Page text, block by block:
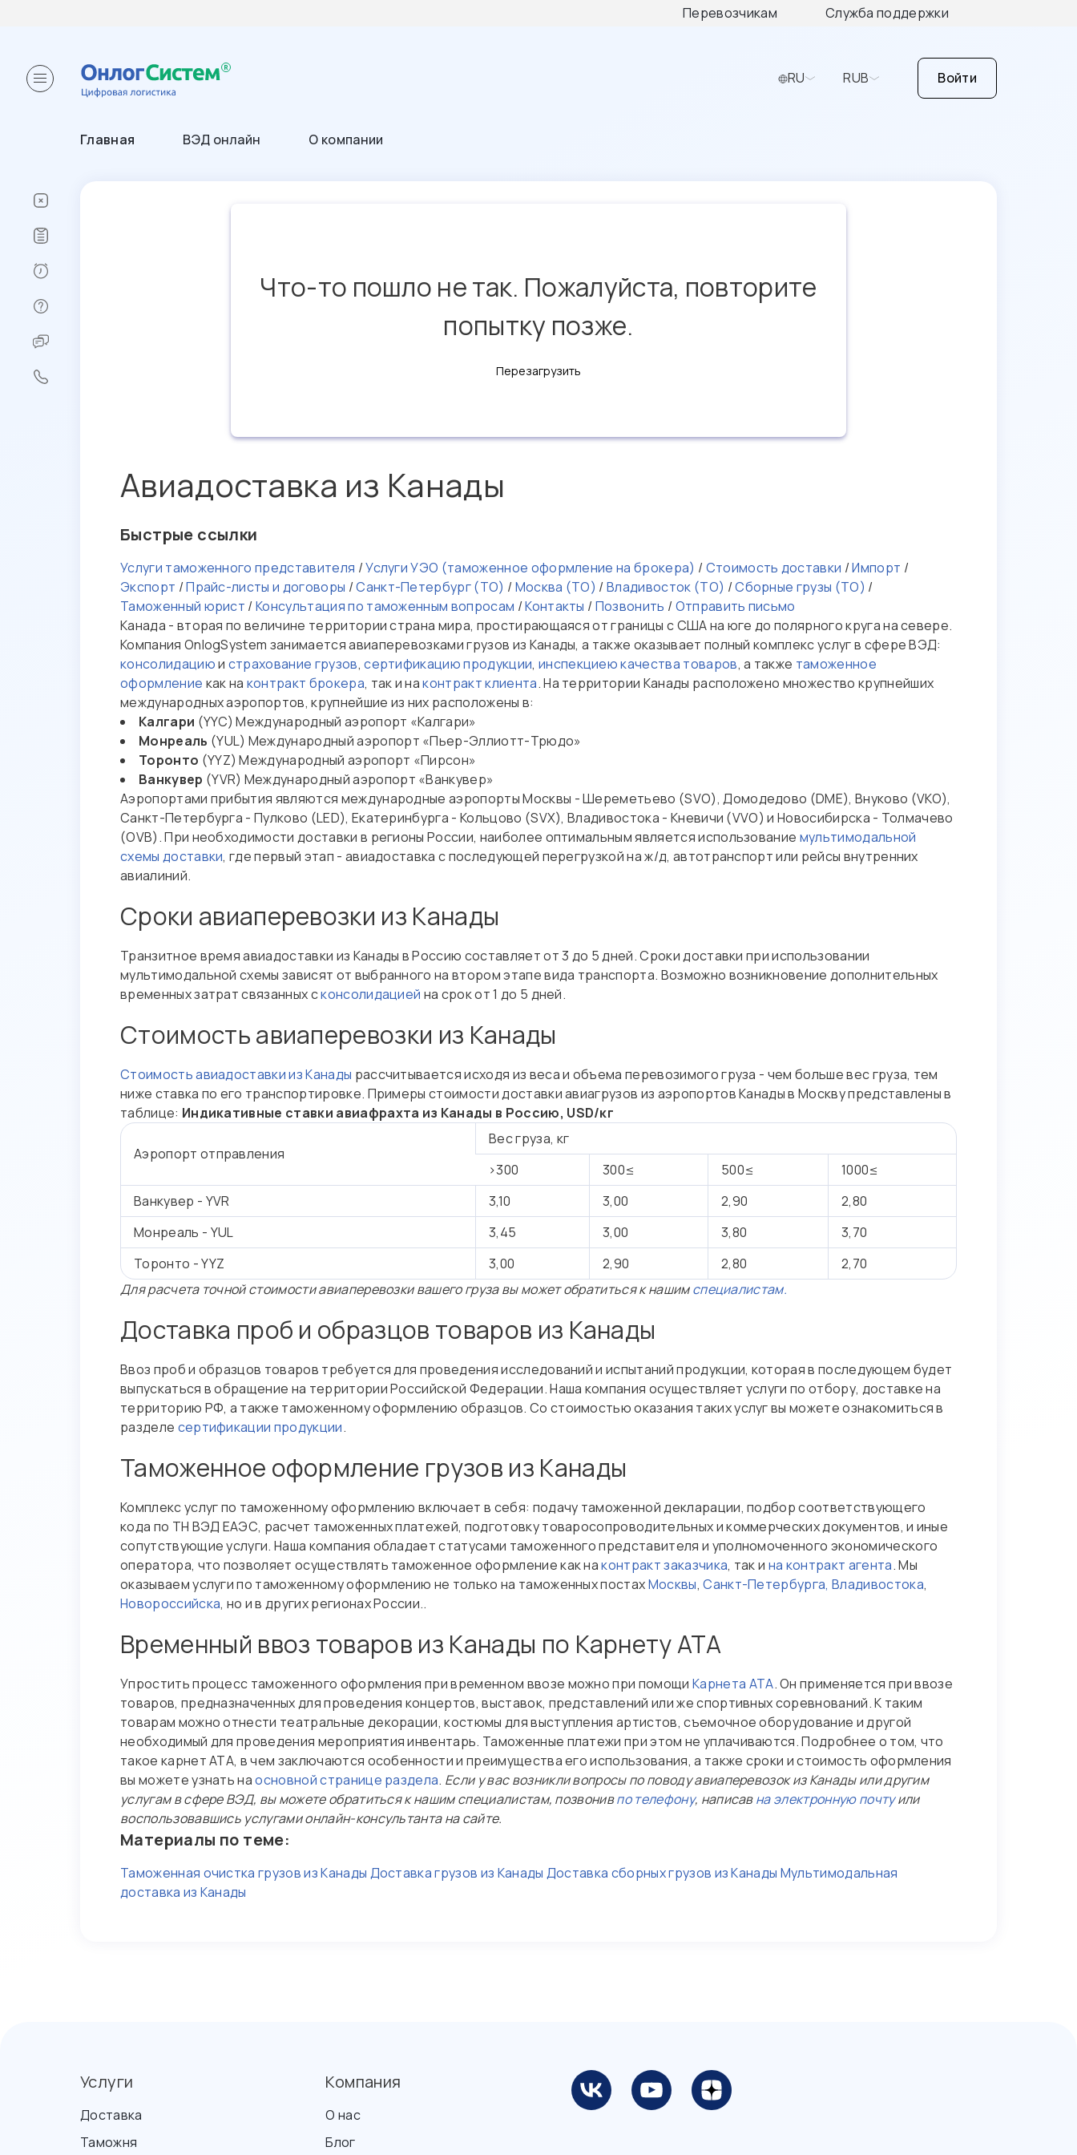
Перевозчикам Служба поддержки
RU RUB Войти
Главная ВЭД онлайн О компании
Что-то пошло не так. Пожалуйста, повторите
попытку позже.
Перезагрузить
Авиадоставка из Канады
Быстрые ссылки
Услуги таможенного представителя /Услуги УЭО (таможенное оформление на брокера) / Стоимость доставки /Импорт /
Экспорт /Прайс-листы и договоры /Санкт-Петербург (ТО) / Москва (ТО) /Владивосток (ТО) /Сборные грузы (ТО) /
Таможенный юрист / Консультация по таможенным вопросам /Контакты / Позвонить / Отправить письмо
Канада - вторая по величине территории страна мира, простирающаяся от границы с США на юге до полярного круга на севере.
Компания OnlogSystem занимается авиаперевозками грузов из Канады, а также оказывает полный комплекс услуг в сфере ВЭД:
консолидациюи страхование грузов,сертификацию продукции, инспекциею качества товаров, а также таможенное
оформление как на контракт брокера, так и наконтракт клиента. На территории Канады расположено множество крупнейших
международных аэропортов, крупнейшие из них расположены в:
Калгари (YYC) Международный аэропорт «Калгари»
Монреаль (YUL) Международный аэропорт «Пьер-Эллиотт-Трюдо»
Торонто (YYZ) Международный аэропорт «Пирсон»
Ванкувер (YVR) Международный аэропорт «Ванкувер»
Аэропортами прибытия являются международные аэропорты Москвы - Шереметьево (SVO), Домодедово (DME), Внуково (VKO),
Санкт-Петербурга - Пулково (LED), Екатеринбурга - Кольцово (SVX), Владивостока - Кневичи (VVO) и Новосибирска - Толмачево
(OVB). При необходимости доставки в регионы России, наиболее оптимальным является использование мультимодальной
схемы доставки, где первый этап - авиадоставка с последующей перегрузкой на ж/д, автотранспорт или рейсы внутренних
авиалиний.
Сроки авиаперевозки из Канады
Транзитное время авиадоставки из Канады в Россию составляет от 3 до 5 дней. Сроки доставки при использовании
мультимодальной схемы зависят от выбранного на втором этапе вида транспорта. Возможно возникновение дополнительных
временных затрат связанных сконсолидацией на срок от 1 до 5 дней.
Стоимость авиаперевозки из Канады
Стоимость авиадоставки из Канады рассчитывается исходя из веса и объема перевозимого груза - чем больше вес груза, тем
ниже ставка по его транспортировке. Примеры стоимости доставки авиагрузов из аэропортов Канады в Москву представлены в
таблице: Индикативные ставки авиафрахта из Канады в Россию, USD/кг
Аэропорт отправления
Вес груза, кг
>300
300≤ 500≤
1000≤
Ванкувер - YVR
3,10 3,00 2,90
2,80
Монреаль - YUL
3,45 3,00 3,80
3,70
Торонто - YYZ
3,00 2,90 2,80
2,70
Для расчета точной стоимости авиаперевозки вашего груза вы может обратиться к нашимспециалистам.
Доставка проб и образцов товаров из Канады
Ввоз проб и образцов товаров требуется для проведения исследований и испытаний продукции, которая в последующем будет
выпускаться в обращение на территории Российской Федерации. Наша компания осуществляет услуги по отбору, доставке на
территорию РФ, а также таможенному оформлению образцов. Со стоимостью оказания таких услуг вы можете ознакомиться в
разделе сертификации продукции.
Таможенное оформление грузов из Канады
Комплекс услуг по таможенному оформлению включает в себя: подачу таможенной декларации, подбор соответствующего
кода по ТН ВЭД ЕАЭС, расчет таможенных платежей, подготовку товаросопроводительных и коммерческих документов, и иные
сопутствующие услуги. Наша компания обладает статусами таможенного представителя и уполномоченного экономического
оператора, что позволяет осуществлять таможенное оформление как наконтракт заказчика, так и на контракт агента. Мы
оказываем услуги по таможенному оформлению не только на таможенных постахМосквы,Санкт-Петербурга, Владивостока,
Новороссийска, но и в других регионах России..
Временный ввоз товаров из Канады по Карнету АТА
Упростить процесс таможенного оформления при временном ввозе можно при помощи Карнета АТА. Он применяется при ввозе
товаров, предназначенных для проведения концертов, выставок, представлений или же спортивных соревнований. К таким
товарам можно отнести театральные декорации, костюмы для выступления артистов, съемочное оборудование и другой
необходимый для проведения мероприятия инвентарь. Таможенные платежи при этом не уплачиваются. Подробнее о том, что
такое карнет АТА, в чем заключаются особенности и преимущества его использования, а также сроки и стоимость оформления
вы можете узнать наосновной странице раздела. Если у вас возникли вопросы по поводу авиаперевозок из Канады или другим
услугам в сфере ВЭД, вы можете обратиться к нашим специалистам, позвонивпо телефону, написавна электронную почтуили
воспользовавшись услугами онлайн-консультанта на сайте.
Материалы по теме:
Таможенная очистка грузов из Канады Доставка грузов из Канады Доставка сборных грузов из Канады Мультимодальная
доставка из Канады
Услуги
Доставка
Таможня
Компания
О нас
Блог